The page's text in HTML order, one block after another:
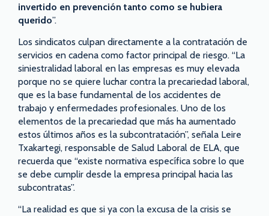
invertido en prevención tanto como se hubiera
querido”.
Los sindicatos culpan directamente a la contratación de
servicios en cadena como factor principal de riesgo. “La
siniestralidad laboral en las empresas es muy elevada
porque no se quiere luchar contra la precariedad laboral,
que es la base fundamental de los accidentes de
trabajo y enfermedades profesionales. Uno de los
elementos de la precariedad que más ha aumentado
estos últimos años es la subcontratación”, señala Leire
Txakartegi, responsable de Salud Laboral de ELA, que
recuerda que “existe normativa específica sobre lo que
se debe cumplir desde la empresa principal hacia las
subcontratas”.
“La realidad es que si ya con la excusa de la crisis se